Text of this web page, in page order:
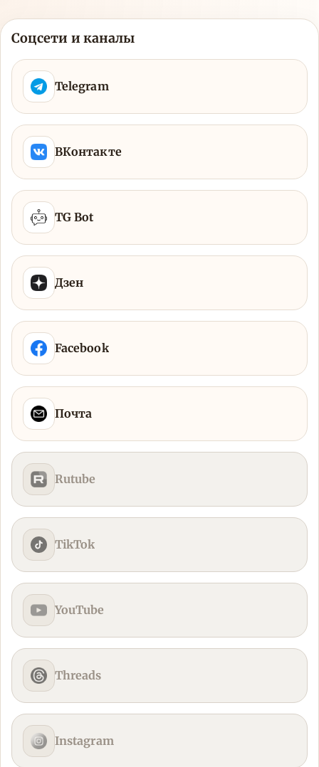
Соцсети и каналы
Telegram
ВКонтакте
TG Bot
Дзен
Facebook
Почта
Rutube
TikTok
YouTube
Threads
Instagram